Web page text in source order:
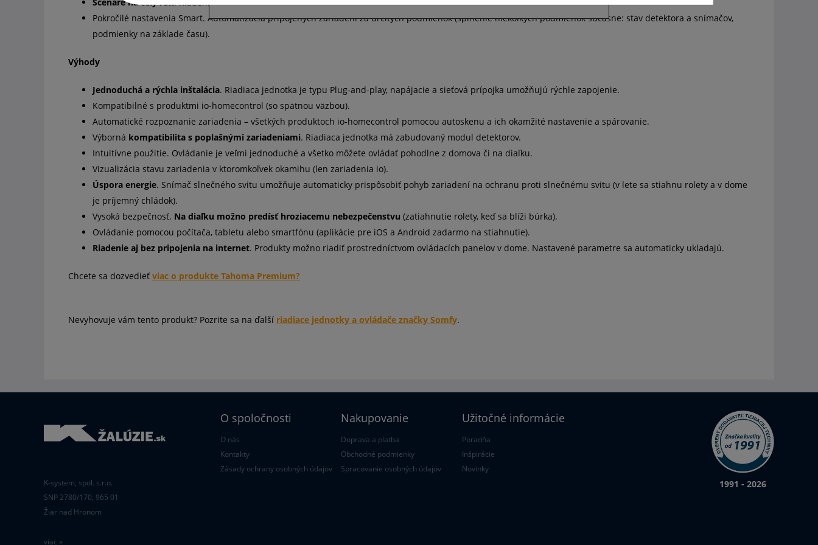
Pokročilé nastavenia Smart. Automatizácia pripojených zariadení za určitých podmienok (splnenie niekoľkých podmienok súčasne: stav detektora a snímačov,
podmienky na základe času).
Výhody
Jednoduchá a rýchla inštalácia. Riadiaca jednotka je typu Plug-and-play, napájacie a sieťová prípojka umožňujú rýchle zapojenie.
Kompatibilné s produktmi io-homecontrol (so spätnou väzbou).
Automatické rozpoznanie zariadenia – všetkých produktoch io-homecontrol pomocou autoskenu a ich okamžité nastavenie a spárovanie.
Výborná kompatibilita s poplašnými zariadeniami. Riadiaca jednotka má zabudovaný modul detektorov.
Intuitívne použitie. Ovládanie je veľmi jednoduché a všetko môžete ovládať pohodlne z domova či na diaľku.
Vizualizácia stavu zariadenia v ktoromkoľvek okamihu (len zariadenia io).
Úspora energie. Snímač slnečného svitu umožňuje automaticky prispôsobiť pohyb zariadení na ochranu proti slnečnému svitu (v lete sa stiahnu rolety a v dome
je príjemný chládok).
Vysoká bezpečnosť. Na diaľku možno predísť hroziacemu nebezpečenstvu (zatiahnutie rolety, keď sa blíži búrka).
Ovládanie pomocou počítača, tabletu alebo smartfónu (aplikácie pre iOS a Android zadarmo na stiahnutie).
Riadenie aj bez pripojenia na internet. Produkty možno riadiť prostredníctvom ovládacích panelov v dome. Nastavené parametre sa automaticky ukladajú.
Chcete sa dozvedieť viac o produkte Tahoma Premium?
Nevyhovuje vám tento produkt? Pozrite sa na ďalší riadiace jednotky a ovládače značky Somfy.
K-system, spol. s.r.o.
SNP 2780/170, 965 01
Žiar nad Hronom
viac »
O spoločnosti
O nás
Kontakty
Zásady ochrany osobných údajov
Nakupovanie
Doprava a platba
Obchodné podmienky
Spracovanie osobných údajov
Užitočné informácie
Poradňa
Inšpirácie
Novinky
1991 - 2026